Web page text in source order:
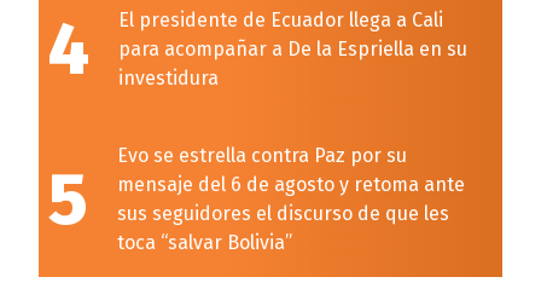
4
El presidente de Ecuador llega a Cali
para acompañar a De la Espriella en su
investidura
5
Evo se estrella contra Paz por su
mensaje del 6 de agosto y retoma ante
sus seguidores el discurso de que les
toca “salvar Bolivia”